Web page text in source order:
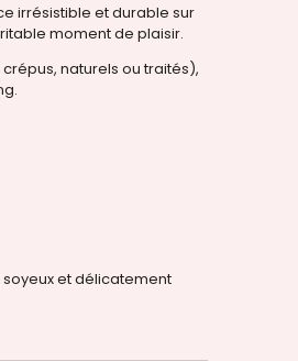
irrésistible et durable sur
moment de plaisir.
naturels ou traités),
et délicatement